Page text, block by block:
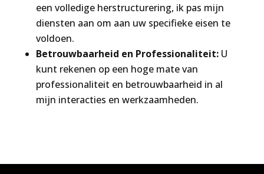
een volledige herstructurering, ik pas mijn
diensten aan om aan uw specifieke eisen te
voldoen.
Betrouwbaarheid en Professionaliteit:U
kunt rekenen op een hoge mate van
professionaliteit en betrouwbaarheid in al
mijn interacties en werkzaamheden.